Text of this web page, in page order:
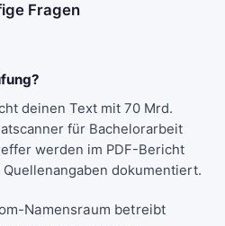
Fragen
deinen Text mit 70 Mrd.
für Bachelorarbeit
werden im PDF-Bericht
dokumentiert.
Namensraum betreibt